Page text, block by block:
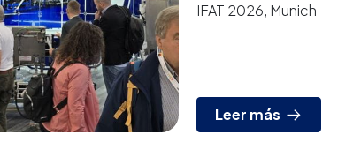
IFAT 2026, Munich
Leer más